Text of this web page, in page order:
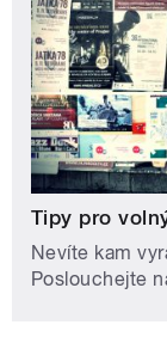
Tipy pro
Nevíte kam
Poslouchejte